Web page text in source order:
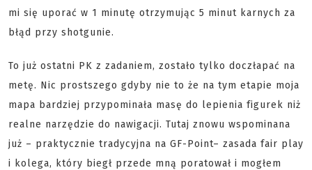
mi się uporać w 1 minutę otrzymując 5 minut karnych za
błąd przy shotgunie.
To już ostatni PK z zadaniem, zostało tylko doczłapać na
metę. Nic prostszego gdyby nie to że na tym etapie moja
mapa bardziej przypominała masę do lepienia figurek niż
realne narzędzie do nawigacji. Tutaj znowu wspominana
już – praktycznie tradycyjna na GF-Point– zasada fair play
i kolega, który biegł przede mną poratował i mogłem